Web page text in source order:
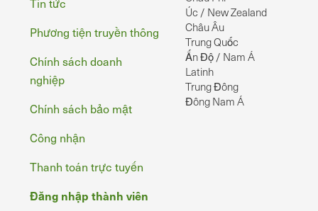
Úc / New Zealand
Châu Âu
Trung Quốc
Ấn Độ / Nam Á
Latinh
Trung Đông
Đông Nam Á
Phương tiện truyền thông
Chính sách doanh
nghiệp
Chính sách bảo mật
Công nhận
Thanh toán trực tuyến
Đăng nhập thành viên